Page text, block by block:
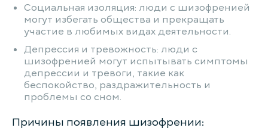
Социальная изоляция: люди с шизофренией
могут избегать общества и прекращать
участие в любимых видах деятельности.
Депрессия и тревожность: люди с
шизофренией могут испытывать симптомы
депрессии и тревоги, такие как
беспокойство, раздражительность и
проблемы со сном.
Причины появления шизофрении: